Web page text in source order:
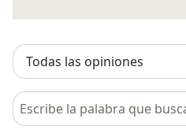
Busca en opiniones